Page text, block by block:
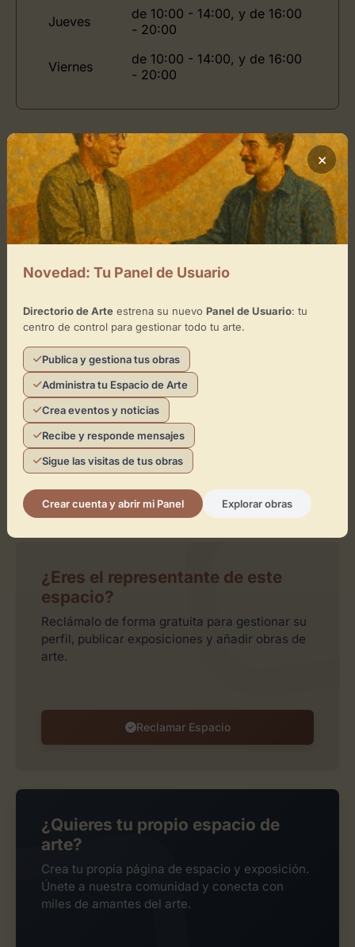
Jueves
de 10:00 - 14:00, y de 16:00
- 20:00
Viernes
de 10:00 - 14:00, y de 16:00
- 20:00
Ubicación de Miluna Life&Art
Cómo llegar
Miluna Life&Art
+
Leaflet | ©OpenStreetMapcontributors
Toca el mapa para interactuar
Activar Mapa
¿Eres el representante de este
espacio?
Reclámalo de forma gratuita para gestionar su
perfil, publicar exposiciones y añadir obras de
arte.
Reclamar Espacio
¿Quieres tu propio espacio de
arte?
Crea tu propia página de espacio y exposición.
Únete a nuestra comunidad y conecta con
miles de amantes del arte.
×
Novedad: Tu Panel de Usuario
Directorio de Arteestrena su nuevo Panel de Usuario: tu
centro de control para gestionar todo tu arte.
Publica y gestiona tus obras
Administra tu Espacio de Arte
Crea eventos y noticias
Recibe y responde mensajes
Sigue las visitas de tus obras
Crear cuenta y abrir mi Panel Explorar obras